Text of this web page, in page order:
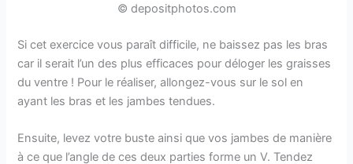
© depositphotos.com
Si cet exercice vous paraît difficile, ne baissez pas les bras
car il serait l’un des plus efficaces pour déloger les graisses
du ventre ! Pour le réaliser, allongez-vous sur le sol en
ayant les bras et les jambes tendues.
Ensuite, levez votre buste ainsi que vos jambes de manière
à ce que l’angle de ces deux parties forme un V. Tendez